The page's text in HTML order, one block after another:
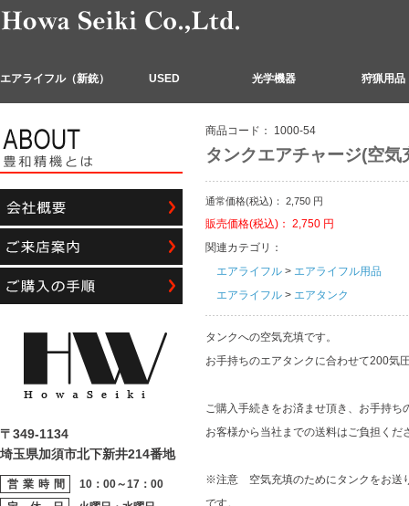
エアライフル（新銃） USED 光学機器 狩猟用品
〒349-1134
埼玉県加須市北下新井214番地
営業時間
10：00～17：00
商品コード： 1000-54
タンクエアチャージ(空
通常価格(税込)： 2,750 円
販売価格(税込)： 2,750 円
関連カテゴリ：
エアライフル > エアライフル用品
エアライフル > エアタンク
タンクへの空気充填です。
お手持ちのエアタンクに合わせて200気
ご購入手続きをお済ませ頂き、お手持ち
お客様から当社までの送料はご負担く
※注意 空気充填のためにタンクをお送
です。